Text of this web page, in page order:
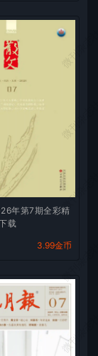
年第7期全彩精
载
3.99金币
微刊杂
微刊杂
微刊杂
微刊杂